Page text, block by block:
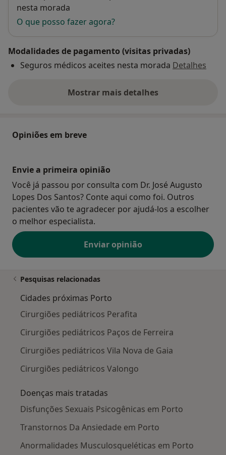
nesta morada
O que posso fazer agora?
Modalidades de pagamento (visitas privadas)
Seguros médicos aceites nesta morada Detalhes
Mostrar mais detalhes
sobre o endereço
Opiniões em breve
Envie a primeira opinião
Você já passou por consulta com Dr. José Augusto
Lopes Dos Santos? Conte aqui como foi. Outros
pacientes vão te agradecer por ajudá-los a escolher
o melhor especialista.
Enviar opinião
Pesquisas relacionadas
Cidades próximas Porto
Cirurgiões pediátricos Perafita
Cirurgiões pediátricos Paços de Ferreira
Cirurgiões pediátricos Vila Nova de Gaia
Cirurgiões pediátricos Valongo
Doenças mais tratadas
Disfunções Sexuais Psicogênicas em Porto
Transtornos Da Ansiedade em Porto
Anormalidades Musculosqueléticas em Porto